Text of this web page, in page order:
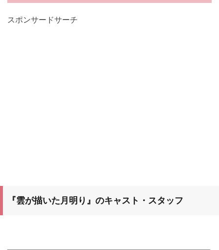
スポンサードサーチ
『雲が描いた月明り』のキャスト・スタッフ